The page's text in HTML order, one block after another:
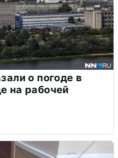
о погоде в
на рабочей